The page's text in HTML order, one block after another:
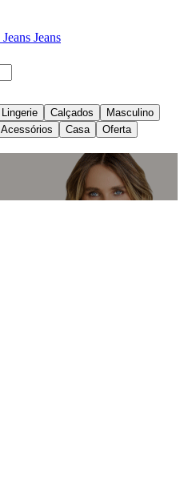
Jeans Jeans
Lingerie Calçados
Masculino
Acessórios Casa Oferta